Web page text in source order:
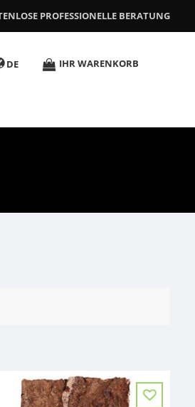
PROFESSIONELLE BERATUNG
DE IHR WARENKORB